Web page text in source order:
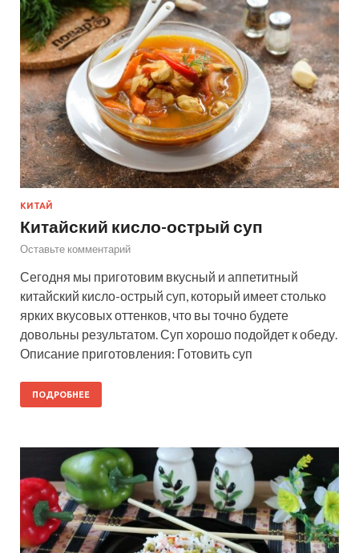
КИТАЙ
Китайский кисло-острый суп
Оставьте комментарий
Сегодня мы приготовим вкусный и аппетитный
китайский кисло-острый суп, который имеет столько
ярких вкусовых оттенков, что вы точно будете
довольны результатом. Суп хорошо подойдет к обеду.
Описание приготовления: Готовить суп
ПОДРОБНЕЕ